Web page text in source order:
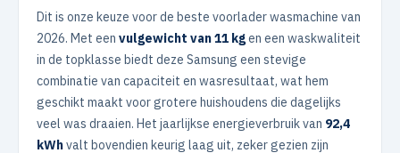
Dit is onze keuze voor de beste voorlader wasmachine van
2026. Met een vulgewicht van 11 kgen een waskwaliteit
in de topklasse biedt deze Samsung een stevige
combinatie van capaciteit en wasresultaat, wat hem
geschikt maakt voor grotere huishoudens die dagelijks
veel was draaien. Het jaarlijkse energieverbruik van 92,4
kWhvalt bovendien keurig laag uit, zeker gezien zijn